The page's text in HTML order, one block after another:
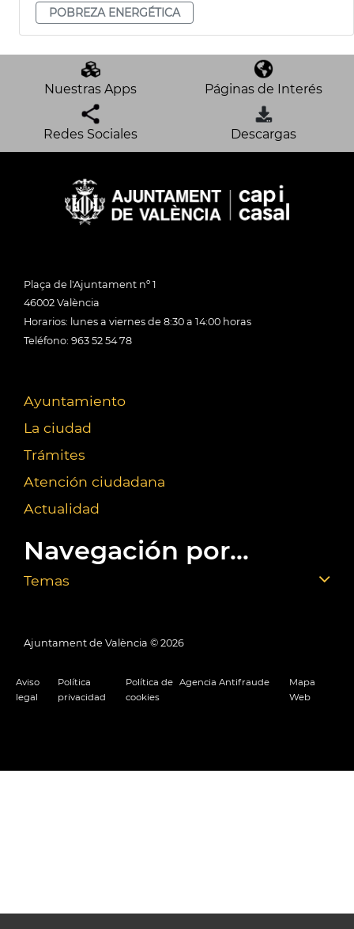
POBREZA ENERGÉTICA
Nuestras Apps Páginas de Interés
Redes Sociales Descargas
Plaça de l'Ajuntament nº 1
46002 València
Horarios: lunes a viernes de 8:30 a 14:00 horas
Teléfono: 963 52 54 78
Ayuntamiento
La ciudad
Trámites
Atención ciudadana
Actualidad
Navegación por...
Temas
Ajuntament de València © 2026
Aviso
legal
Política
privacidad
Política de
cookies
Agencia Antifraude
Mapa
Web